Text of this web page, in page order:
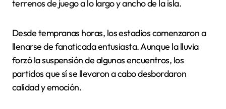
terrenos de juego a lo largo y ancho de la isla.
Desde tempranas horas, los estadios comenzaron a
llenarse de fanaticada entusiasta. Aunque la lluvia
forzó la suspensión de algunos encuentros, los
partidos que sí se llevaron a cabo desbordaron
calidad y emoción.